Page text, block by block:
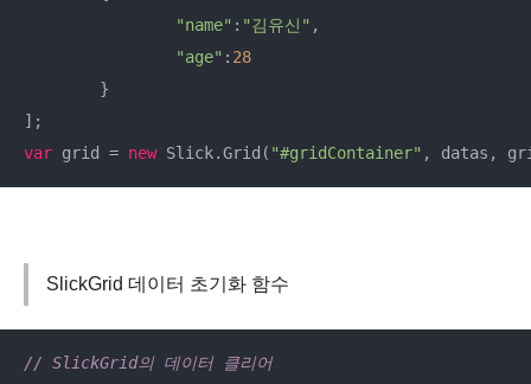
"name" : "김유신" ,
"age" : 28
var grid = new Slick.Grid( "#gridContainer" , datas,
SlickGrid 데이터 초기화 함수
// SlickGrid의 데이터 클리어